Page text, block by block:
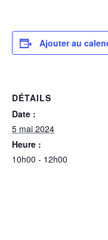
Ajouter au
DÉTAILS
Date :
5 mai 2024
Heure :
10h00 - 12h00